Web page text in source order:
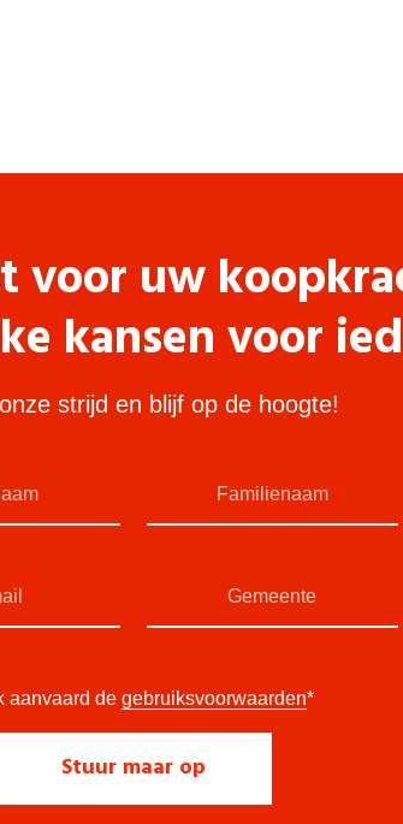
voor uw
kansen voor
strijd en blijf op de hoogte!
aanvaard de gebruiksvoorwaarden*